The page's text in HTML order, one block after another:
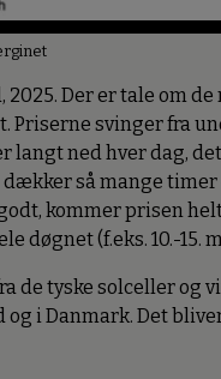
Der er tale om de
Priserne svinger fra
langt ned hver dag,
så mange timer
kommer prisen
døgnet (f.eks. 10.-15.
de tyske solceller og
i Danmark. Det